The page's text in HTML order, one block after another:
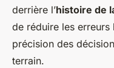
derrière l’histoire de
de réduire les erreurs
précision des
terrain.